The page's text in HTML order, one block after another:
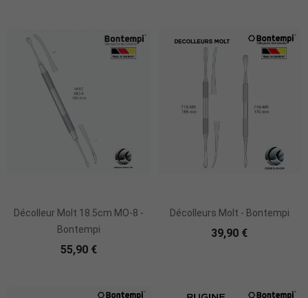
Décolleur Molt 18.5cm MO-8 -
Bontempi
55,90 €
Décolleurs Molt - Bontempi
39,90 €